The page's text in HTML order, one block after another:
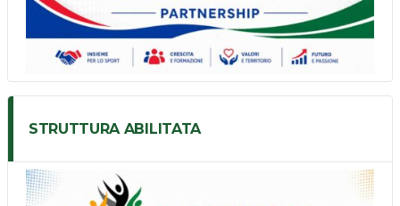
STRUTTURA ABILITATA